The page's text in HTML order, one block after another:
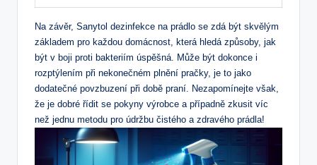
Na závěr, Sanytol dezinfekce na prádlo se zdá být skvělým
základem pro každou domácnost, která hledá způsoby, jak
být v boji proti bakteriím úspěšná. Může být dokonce i
rozptýlením při nekonečném plnění pračky, je to jako
dodatečné povzbuzení při době praní. Nezapomínejte však,
že je dobré řídit se pokyny výrobce a případně zkusit víc
než jednu metodu pro údržbu čistého a zdravého prádla!